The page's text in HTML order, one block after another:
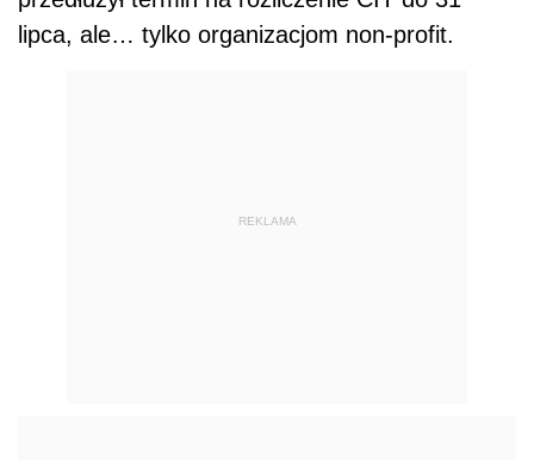
lipca, ale… tylko organizacjom non-profit.
REKLAMA